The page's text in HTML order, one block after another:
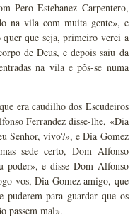
Pero Estebanez Carpentero,
na vila com muita gente», e
que seja, primeiro verei a
de Deus, e depois saiu da
na vila e pôs-se numa
era caudilho dos Escudeiros
Ferrandez disse-lhe, «Dia
Senhor, vivo?», e Dia Gomez
sede certo, Dom Alfonso
poder», e disse Dom Alfonso
vos, Dia Gomez amigo, que
puderem para guardar que os
passem mal».